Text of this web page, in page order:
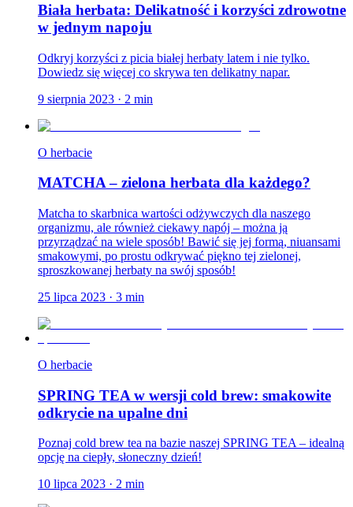
Biała herbata: Delikatność i korzyści zdrowotne
w jednym napoju
Odkryj korzyści z picia białej herbaty latem i nie tylko.
Dowiedz się więcej co skrywa ten delikatny napar.
9 sierpnia 2023 · 2 min
O herbacie
MATCHA – zielona herbata dla każdego?
Matcha to skarbnica wartości odżywczych dla naszego
organizmu, ale również ciekawy napój – można ją
przyrządzać na wiele sposób! Bawić się jej formą, niuansami
smakowymi, po prostu odkrywać piękno tej zielonej,
sproszkowanej herbaty na swój sposób!
25 lipca 2023 · 3 min
O herbacie
SPRING TEA w wersji cold brew: smakowite
odkrycie na upalne dni
Poznaj cold brew tea na bazie naszej SPRING TEA – idealną
opcję na ciepły, słoneczny dzień!
10 lipca 2023 · 2 min